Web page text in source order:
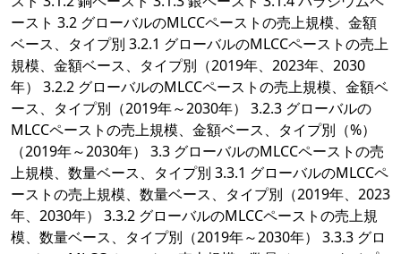
ースト 3.2 グローバルのMLCCペーストの売上規模、金額
ベース、タイプ別 3.2.1 グローバルのMLCCペーストの売上
規模、金額ベース、タイプ別（2019年、2023年、2030
年） 3.2.2 グローバルのMLCCペーストの売上規模、金額ベ
ース、タイプ別（2019年～2030年） 3.2.3 グローバルの
MLCCペーストの売上規模、金額ベース、タイプ別（%）
（2019年～2030年） 3.3 グローバルのMLCCペーストの売
上規模、数量ベース、タイプ別 3.3.1 グローバルのMLCCペ
ーストの売上規模、数量ベース、タイプ別（2019年、2023
年、2030年） 3.3.2 グローバルのMLCCペーストの売上規
模、数量ベース、タイプ別（2019年～2030年） 3.3.3 グロ